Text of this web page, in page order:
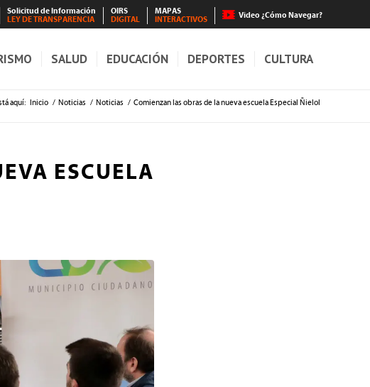
Solicitud de Información
LEY DE TRANSPARENCIA
OIRS
DIGITAL
MAPAS
INTERACTIVOS
Video ¿Cómo Navegar?
SALUD EDUCACIÓN DEPORTES CULTURA
aquí: Inicio / Noticias / Noticias / Comienzan las obras de la nueva escuela Especial Ñielol
ESCUELA